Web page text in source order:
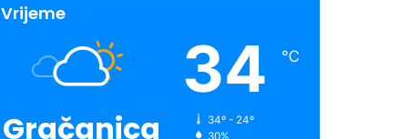
Vrijeme
Gračanica
34 ℃
34º - 24º
30%